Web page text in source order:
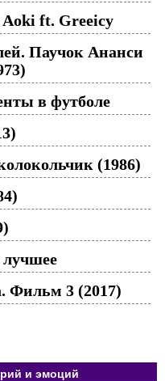
Aoki ft. Greeicy
Паучок Ананси
в футболе
(1986)
Фильм 3 (2017)
и эмоций